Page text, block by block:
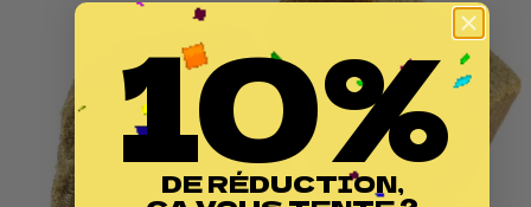
10%
DE RÉDUCTION,